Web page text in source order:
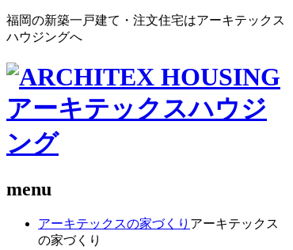
福岡の新築一戸建て・注文住宅はアーキテックス
ハウジングへ
menu
アーキテックスの家づくり アーキテックス
の家づくり